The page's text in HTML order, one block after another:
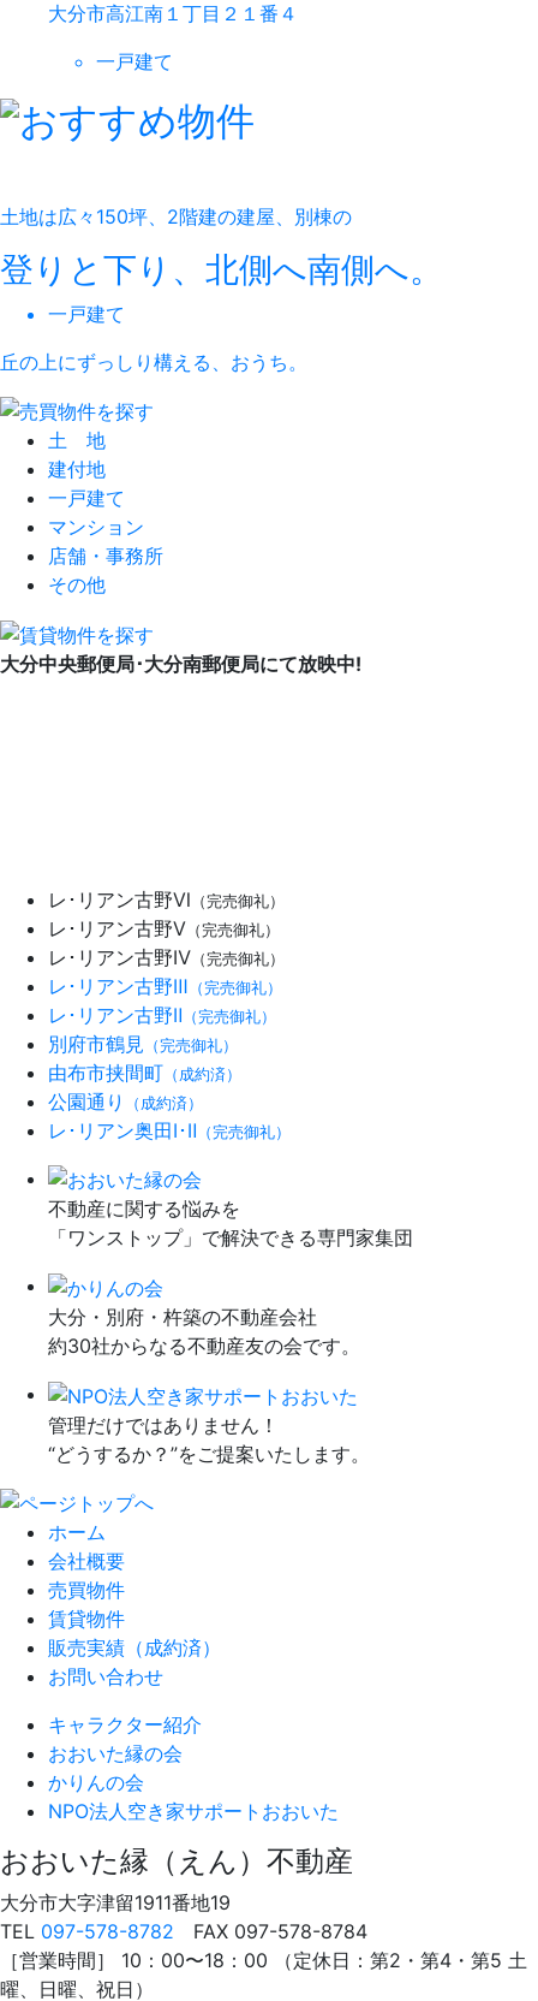
大分市高江南１丁目２１番４
一戸建て
土地は広々150坪、2階建の建屋、別棟の
登りと下り、北側へ南側へ。
一戸建て
丘の上にずっしり構える、おうち。
土 地
建付地
一戸建て
マンション
店舗・事務所
その他
大分中央郵便局･大分南郵便局にて放映中!
レ･リアン古野Ⅵ （完売御礼）
レ･リアン古野Ⅴ （完売御礼）
レ･リアン古野Ⅳ （完売御礼）
レ･リアン古野Ⅲ （完売御礼）
レ･リアン古野Ⅱ （完売御礼）
別府市鶴見 （完売御礼）
由布市挟間町 （成約済）
公園通り （成約済）
レ･リアン奥田Ⅰ･Ⅱ （完売御礼）
不動産に関する悩みを
「ワンストップ」で解決できる専門家集団
大分・別府・杵築の不動産会社
約30社からなる不動産友の会です。
管理だけではありません！
“どうするか？”をご提案いたします。
ホーム
会社概要
売買物件
賃貸物件
販売実績（成約済）
お問い合わせ
キャラクター紹介
おおいた縁の会
かりんの会
NPO法人空き家サポートおおいた
おおいた縁（えん）不動産
大分市大字津留1911番地19
TEL 097-578-8782 FAX 097-578-8784
［営業時間］ 10：00〜18：00 （定休日：第2・第4・第5 土
曜、日曜、祝日）